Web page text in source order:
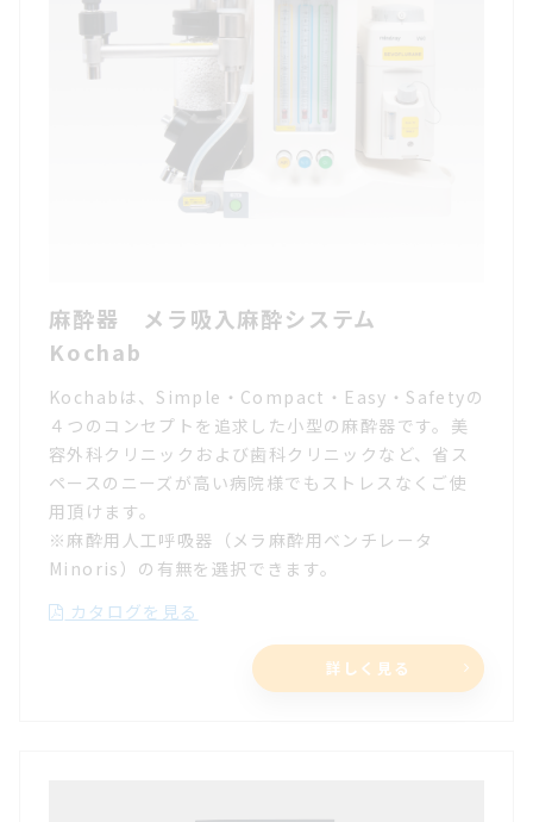
麻酔器 メラ吸入麻酔システム
Kochab
Kochabは、Simple・Compact・Easy・Safetyの
４つのコンセプトを追求した小型の麻酔器です。美
容外科クリニックおよび歯科クリニックなど、省ス
ペースのニーズが高い病院様でもストレスなくご使
用頂けます。
※麻酔用人工呼吸器（メラ麻酔用ベンチレータ
Minoris）の有無を選択できます。
カタログを見る
詳しく見る